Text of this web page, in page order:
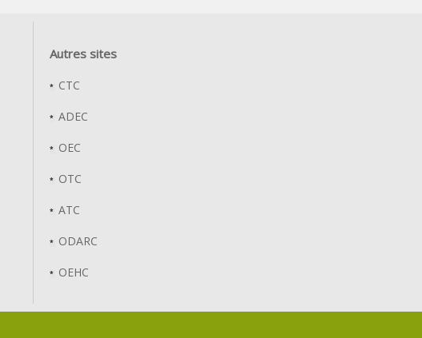
Autres sites
CTC
ADEC
OEC
OTC
ATC
ODARC
OEHC